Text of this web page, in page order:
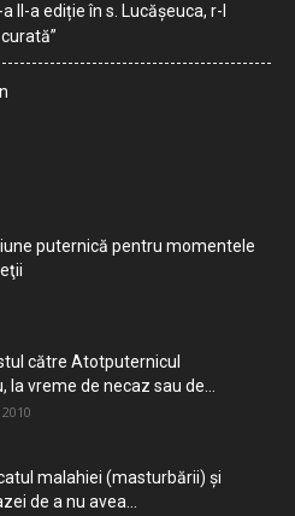
II-a ediție în s. Lucășeuca, r-l
puternică pentru momentele
către Atotputernicul
la vreme de necaz sau de...
malahiei (masturbării) şi
de a nu avea...